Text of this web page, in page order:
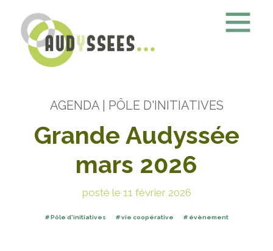
AGENDA| PÔLE D'INITIATIVES
Grande Audyssée
mars 2026
posté le 11 février 2026
Pôle d'initiatives vie coopérative évènement